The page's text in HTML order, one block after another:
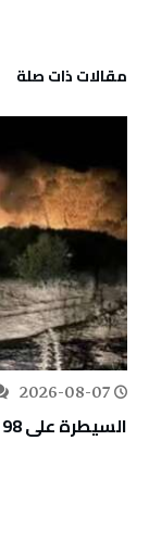
‫مقالات ذات صلة‬
2026-08-07
السيطرة على 98 بالمائة من حريق جبل المرقب بسليانة